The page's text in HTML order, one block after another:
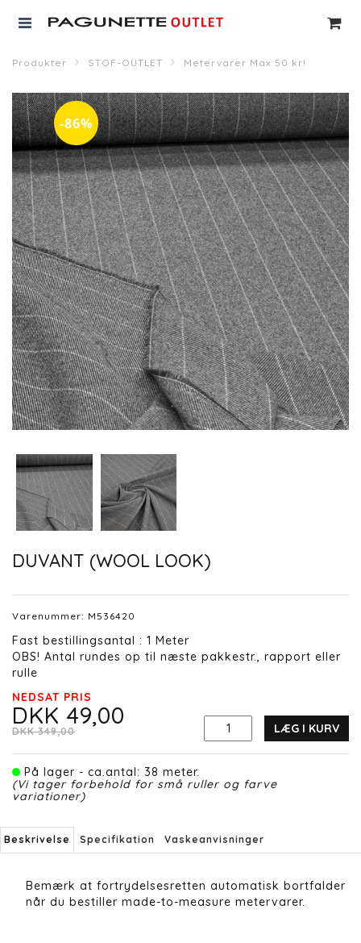
Produkter STOF-OUTLET Metervarer Max 50 kr!
-86%
DUVANT (WOOL LOOK)
Varenummer: M536420
Fast bestillingsantal : 1 Meter
OBS! Antal rundes op til næste pakkestr., rapport eller
rulle
NEDSAT PRIS
DKK 49,00
DKK 349,00 LÆG I KURV
På lager - ca.antal: 38 meter.
(Vi tager forbehold for små ruller og farve
variationer)
Beskrivelse Specifikation Vaskeanvisninger
Bemærk at fortrydelsesretten automatisk bortfalder
når du bestiller made-to-measure metervarer.